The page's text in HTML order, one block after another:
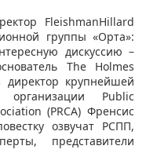
FleishmanHillard
группы «Орта»:
дискуссию –
The Holmes
крупнейшей
организации Public
(PRCA) Френсис
озвучат РСПП,
представители